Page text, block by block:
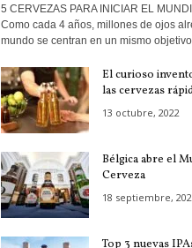
5 CERVEZAS PARA INICIAR EL
Como cada 4 años, millones de ojos
mundo se centran en un mismo
El curioso
las cervezas
13 octubre, 2022
Bélgica abre el
Cerveza
18 septiembre,
Top 3 nuevas